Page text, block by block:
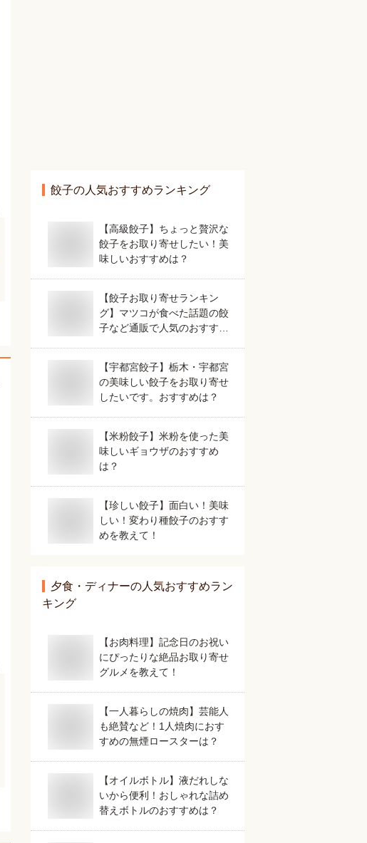
餃子の人気おすすめランキング
【高級餃子】ちょっと贅沢な
餃子をお取り寄せしたい！美
味しいおすすめは？
【餃子お取り寄せランキン
グ】マツコが食べた話題の餃
子など通販で人気のおすすめ
【宇都宮餃子】栃木・宇都宮
の美味しい餃子をお取り寄せ
したいです。おすすめは？
【米粉餃子】米粉を使った美
味しいギョウザのおすすめ
は？
【珍しい餃子】面白い！美味
しい！変わり種餃子のおすす
めを教えて！
夕食・ディナーの人気おすすめラン
キング
【お肉料理】記念日のお祝い
にぴったりな絶品お取り寄せ
グルメを教えて！
【一人暮らしの焼肉】芸能人
も絶賛など！1人焼肉におす
すめの無煙ロースターは？
【オイルボトル】液だれしな
いから便利！おしゃれな詰め
替えボトルのおすすめは？